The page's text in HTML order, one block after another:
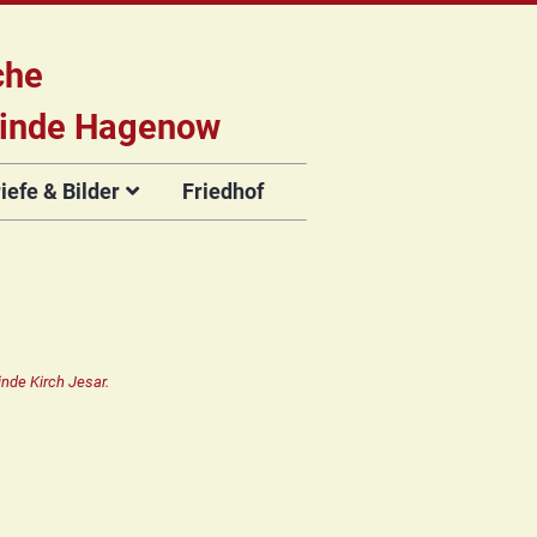
Hagenow
Flyer der
& Bilder Friedhof
Kirch Jesar.